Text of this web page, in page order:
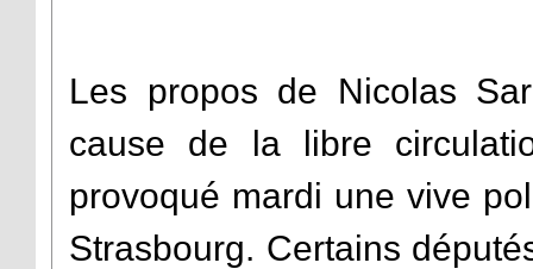
Les propos de Nicolas
cause de la libre
provoqué mardi une vive
Strasbourg. Certains